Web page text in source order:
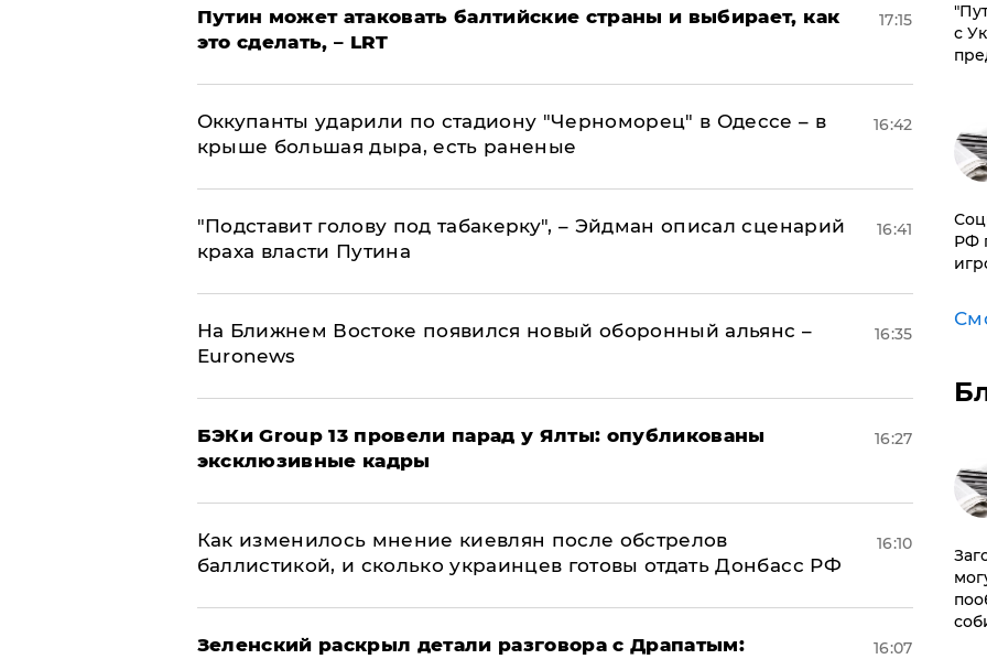
Путин может атаковать балтийские страны и выбирает, как
это сделать, – LRT
17:15
Оккупанты ударили по стадиону "Черноморец" в Одессе – в
крыше большая дыра, есть раненые
16:42
​"Подставит голову под табакерку", – Эйдман описал сценарий
краха власти Путина
16:41
На Ближнем Востоке появился новый оборонный альянс –
Euronews
16:35
​БЭКи Group 13 провели парад у Ялты: опубликованы
эксклюзивные кадры
16:27
Как изменилось мнение киевлян после обстрелов
баллистикой, и сколько украинцев готовы отдать Донбасс РФ
16:10
​Зеленский раскрыл детали разговора с Драпатым: 16:07
с
РФ